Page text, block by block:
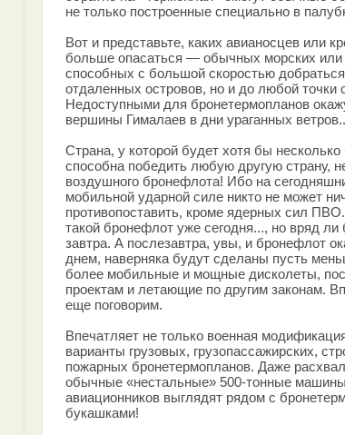
не только построенные специально в
Вот и представьте, каких авианосцев или
больше опасаться — обычных морских
способных с большой скоростью
отдаленных островов, но и до любой точки
Недоступными для бронетермопланов
вершины Гималаев в дни ураганных
Страна, у которой будет хотя бы
способна победить любую другую страну,
воздушного бронефлота! Ибо на
мобильной ударной силе никто не может
противопоставить, кроме ядерных сил
такой бронефлот уже сегодня..., но вряд ли
завтра. А послезавтра, увы, и бронефлот
днем, наверняка будут сделаны пусть
более мобильные и мощные дисколеты,
проектам и летающие по другим законам.
еще поговорим.
Впечатляет не только военная
варианты грузовых, грузопассажирских,
пожарных бронетермопланов. Даже
обычные «нестальные» 500-тонные
авиационников выглядят рядом с
букашками!